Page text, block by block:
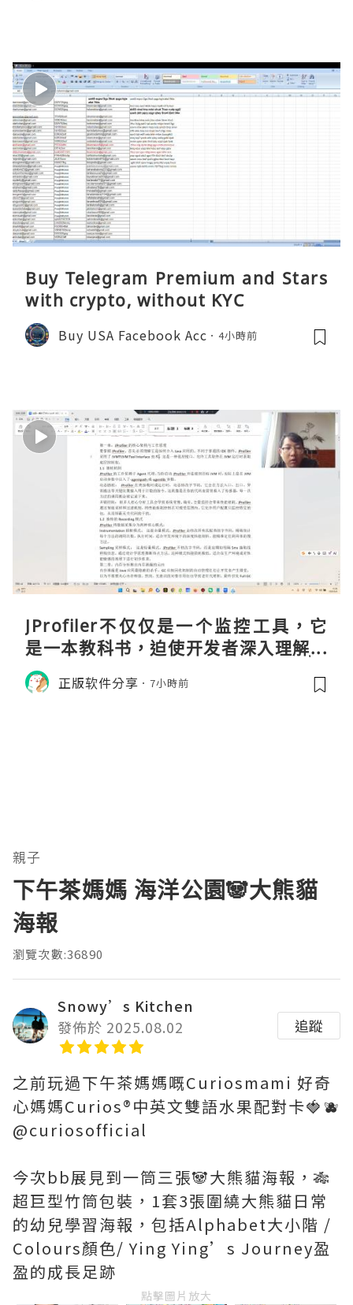
Buy Telegram Premium and Stars
with crypto, without KYC
Buy USA Facebook Acc 4小時前
JProfiler不仅仅是一个监控工具，它
是一本教科书，迫使开发者深入理解JV
M的内存模型、垃圾回收机制和并发原
理。通过直观的可视化数据，它将抽象
正版软件分享 7小時前
親子
下午茶媽媽 海洋公園🐼大熊貓
海報
瀏覽次數:36890
Snowy’s Kitchen
發佈於 2025.08.02
追蹤
之前玩過下午茶媽媽嘅Curiosmami 好奇
心媽媽Curios®️中英文雙語水果配對卡🍓🫐
@curiosofficial
今次bb展見到一筒三張🐼大熊貓海報，🎋
超巨型竹筒包裝，1套3張圍繞大熊貓日常
的幼兒學習海報，包括Alphabet大小階 /
Colours顏色/ Ying Ying’s Journey盈
盈的成長足跡
點擊圖片放大